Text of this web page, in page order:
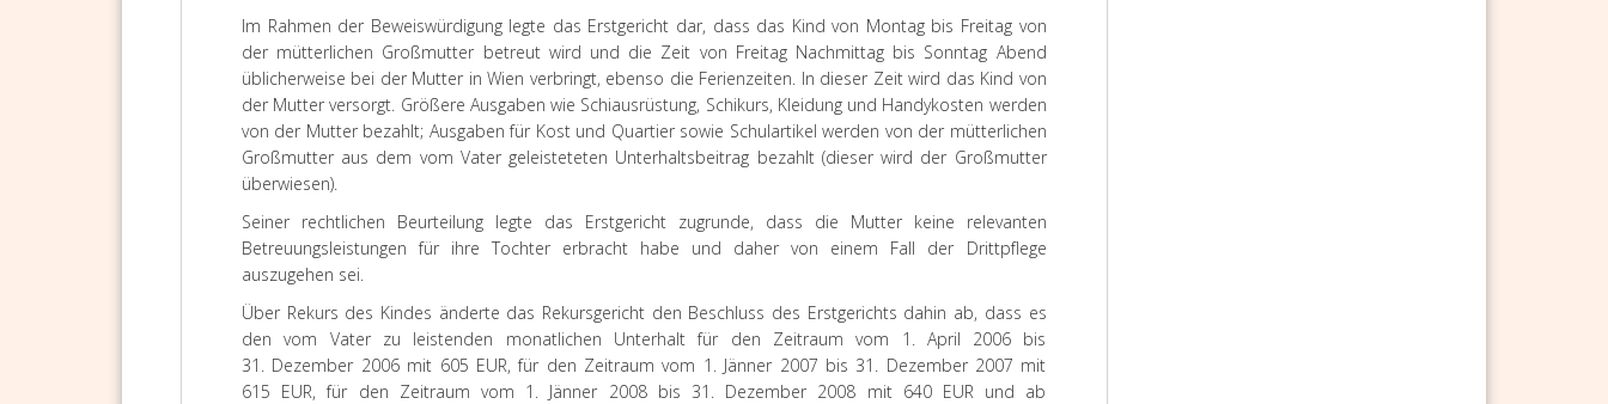
Im Rahmen der Beweiswürdigung legte das Erstgericht dar, dass das Kind von Montag bis Freitag von
der mütterlichen Großmutter betreut wird und die Zeit von Freitag Nachmittag bis Sonntag Abend
üblicherweise bei der Mutter in Wien verbringt, ebenso die Ferienzeiten. In dieser Zeit wird das Kind von
der Mutter versorgt. Größere Ausgaben wie Schiausrüstung, Schikurs, Kleidung und Handykosten werden
von der Mutter bezahlt; Ausgaben für Kost und Quartier sowie Schulartikel werden von der mütterlichen
Großmutter aus dem vom Vater geleisteteten Unterhaltsbeitrag bezahlt (dieser wird der Großmutter
überwiesen).
Seiner rechtlichen Beurteilung legte das Erstgericht zugrunde, dass die Mutter keine relevanten
Betreuungsleistungen für ihre Tochter erbracht habe und daher von einem Fall der Drittpflege
auszugehen sei.
Über Rekurs des Kindes änderte das Rekursgericht den Beschluss des Erstgerichts dahin ab, dass es
den vom Vater zu leistenden monatlichen Unterhalt für den Zeitraum vom 1. April 2006 bis
31. Dezember 2006 mit 605 EUR, für den Zeitraum vom 1. Jänner 2007 bis 31. Dezember 2007 mit
615 EUR, für den Zeitraum vom 1. Jänner 2008 bis 31. Dezember 2008 mit 640 EUR und ab